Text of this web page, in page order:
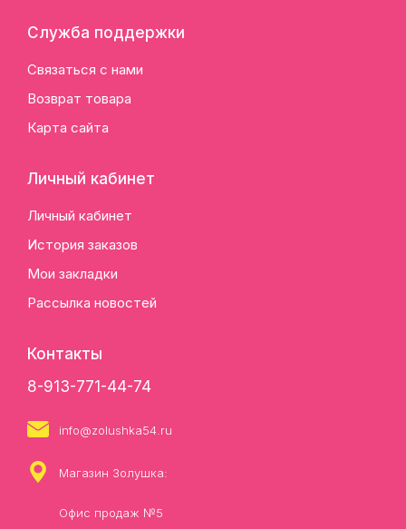
Служба поддержки
Связаться с нами
Возврат товара
Карта сайта
Личный кабинет
Личный кабинет
История заказов
Мои закладки
Рассылка новостей
Контакты
8-913-771-44-74
info@zolushka54.ru
Магазин Золушка:
Офис продаж №5